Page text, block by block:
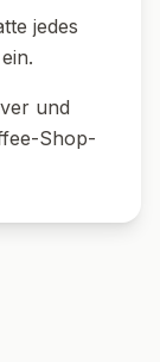
jedes
und
Shop-